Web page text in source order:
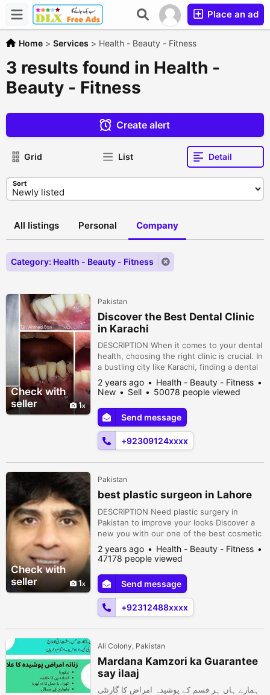
Place an ad
Home > Services > Health - Beauty - Fitness
3 results found in Health -
Beauty - Fitness
Create alert
Grid List Detail
Sort
All listings Personal Company
Category: Health - Beauty - Fitness
Check with
seller
1
Pakistan
Discover the Best Dental Clinic
in Karachi
DESCRIPTION When it comes to your dental
health, choosing the right clinic is crucial. In
a bustling city like Karachi, finding a dental
clinic that combines expertise, state-of-
the-art technology, and personalized care
can seem daunting. However, our clinic
stands out as the best dental clinic in
Karachi, providing exceptional care for over
40 years. Suite ...
2 years ago
Health - Beauty - Fitness
New
Sell 50078 people viewed
Send message
+92309124xxxx
Check with
seller
1
Pakistan
best plastic surgeon in Lahore
DESCRIPTION Need plastic surgery in
Pakistan to improve your looks Discover a
new you with our one of the best cosmetic
surgery center in Lahore!He is
exceptionallyexperienced in surgical and
non-surgical procedures,
includingrhinoplasty (nose surgery), eyelid
surgery, facelift, liposuction, fatgrafting,
and anti-aging procedures for skin
rejuvenation. you c...
2 years ago
Health - Beauty - Fitness
47178 people viewed
Send message
+92312488xxxx
Ali Colony, Pakistan
Mardana Kamzori ka Guarantee
say ilaaj
ہمارے ہاں ہر قسم کے پوشیدہ امراض کا گارنٹی